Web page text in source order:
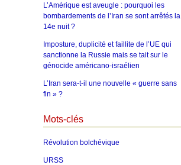
L’Amérique est aveugle : pourquoi les
bombardements de l’Iran se sont arrêtés la
14e nuit ?
Imposture, duplicité et faillite de l’UE qui
sanctionne la Russie mais se tait sur le
génocide américano-israélien
L’Iran sera-t-il une nouvelle « guerre sans
fin » ?
Mots-clés
Révolution bolchévique
URSS